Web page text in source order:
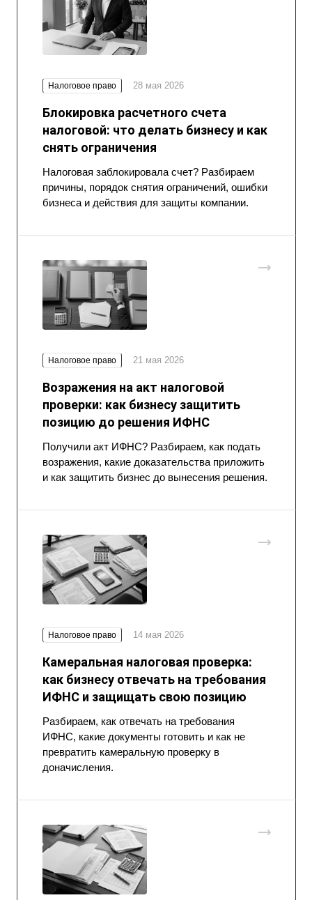
Налоговое право 28 мая 2026
Блокировка расчетного счета
налоговой: что делать бизнесу и как
снять ограничения
Налоговая заблокировала счет? Разбираем
причины, порядок снятия ограничений, ошибки
бизнеса и действия для защиты компании.
Налоговое право 21 мая 2026
Возражения на акт налоговой
проверки: как бизнесу защитить
позицию до решения ИФНС
Получили акт ИФНС? Разбираем, как подать
возражения, какие доказательства приложить
и как защитить бизнес до вынесения решения.
Налоговое право 14 мая 2026
Камеральная налоговая проверка:
как бизнесу отвечать на требования
ИФНС и защищать свою позицию
Разбираем, как отвечать на требования
ИФНС, какие документы готовить и как не
превратить камеральную проверку в
доначисления.